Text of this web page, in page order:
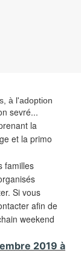
à l'adoption
sevré...
la
et la primo
familles
Si vous
afin de
weekend
2019 à